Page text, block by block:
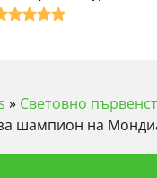
» Световно
шампион на